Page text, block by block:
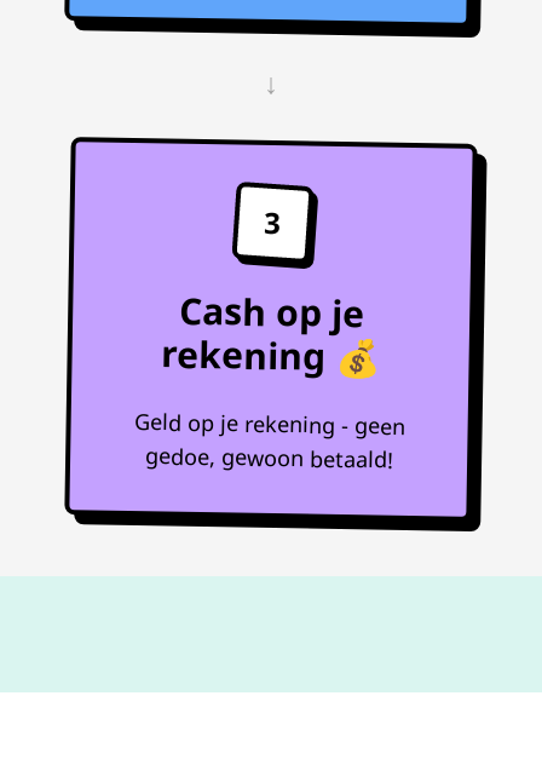
↓
3
Cash op je
rekening 💰
Geld op je rekening - geen
gedoe, gewoon betaald!